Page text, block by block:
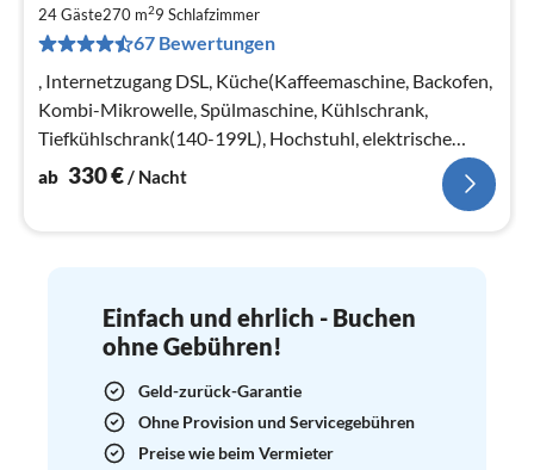
24 Gäste270 m29 Schlafzimmer
67 Bewertungen
, Internetzugang DSL, Küche(Kaffeemaschine, Backofen,
Kombi-Mikrowelle, Spülmaschine, Kühlschrank,
Tiefkühlschrank(140-199L), Hochstuhl, elektrische
Kochplatten)
ab 330€/ Nacht
Einfach und ehrlich - Buchen
ohne Gebühren!
Geld-zurück-Garantie
Ohne Provision und Servicegebühren
Preise wie beim Vermieter